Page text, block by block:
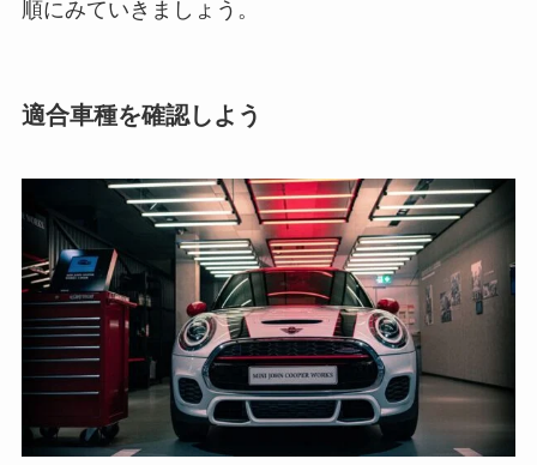
順にみていきましょう。
適合車種を確認しよう